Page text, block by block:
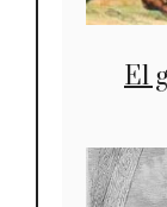
El